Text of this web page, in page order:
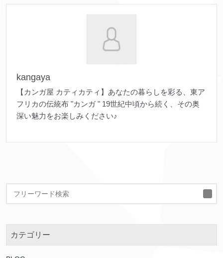
kangaya
【カンガ屋 カティカティ】あなたの暮らしを彩る、東ア
フリカの伝統布 "カンガ " 19世紀中頃から続く、その奥
深い魅力をお楽しみください♪
カテゴリー